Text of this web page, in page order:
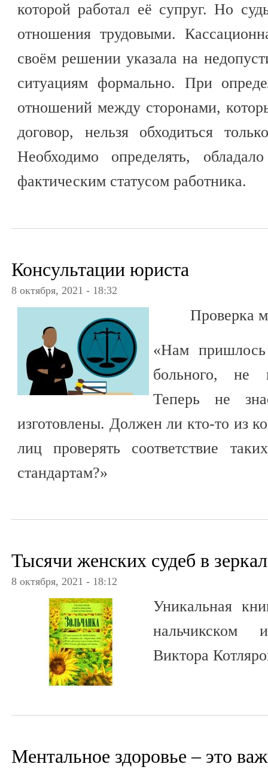
которой работал её супруг. Но
отношения трудовыми.
своём решении указала на
ситуациям формально. При
отношений между сторонами,
договор, нельзя обходиться
Необходимо определять,
фактическим статусом работника.
Консультации юриста
8 октября, 2021 - 18:32
Проверка
«Нам пришлось
больного, не
Теперь не
изготовлены. Должен ли кто-то из
лиц проверять соответствие
стандартам?»
Тысячи женских судеб в
8 октября, 2021 - 18:12
Уникальная
нальчикском
Виктора
Ментальное здоровье – это